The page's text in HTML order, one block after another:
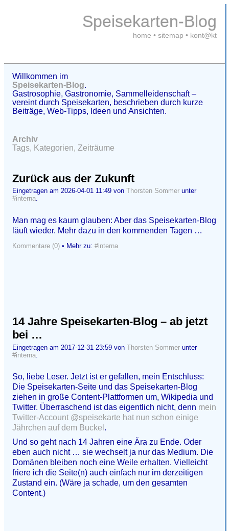
Speisekarten-Blog
home • sitemap • kont@kt
Willkommen im
Speisekarten-Blog.
Gastrosophie, Gastronomie, Sammelleidenschaft –
vereint durch Speisekarten, beschrieben durch kurze
Beiträge, Web-Tipps, Ideen und Ansichten.
Archiv
Tags, Kategorien, Zeiträume
Zurück aus der Zukunft
Eingetragen am 2026-04-01 11:49 von Thorsten Sommer unter
#interna
Man mag es kaum glauben: Aber das Speisekarten-Blog
läuft wieder. Mehr dazu in den kommenden Tagen …
Kommentare (0) • Mehr zu: #interna
14 Jahre Speisekarten-Blog – ab jetzt
bei …
Eingetragen am 2017-12-31 23:59 von Thorsten Sommer unter
#interna
So, liebe Leser. Jetzt ist er gefallen, mein Entschluss:
Die Speisekarten-Seite und das Speisekarten-Blog
ziehen in große Content-Plattformen um, Wikipedia und
Twitter. Überraschend ist das eigentlich nicht, denn mein
Twitter-Account @speisekarte hat nun schon einige
Jährchen auf dem Buckel .
Und so geht nach 14 Jahren eine Ära zu Ende. Oder
eben auch nicht … sie wechselt ja nur das Medium. Die
Domänen bleiben noch eine Weile erhalten. Vielleicht
friere ich die Seite(n) auch einfach nur im derzeitigen
Zustand ein. (Wäre ja schade, um den gesamten
Content.)